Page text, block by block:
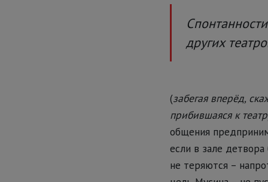
других
(забегая вперёд,
прибившаяся к
общения
если в зале
не теряются –